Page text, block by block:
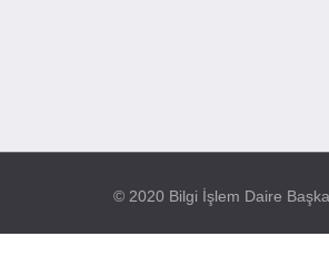
© 2020 Bilgi İşlem Daire